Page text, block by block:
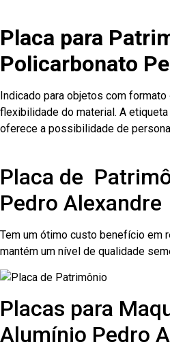
Placa para
Policarbonato
Indicado para objetos com
flexibilidade do material. A
oferece a possibilidade de
Placa de
Pedro Alexandre
Tem um ótimo custo benefício em
mantém um nível de qualidade
Placas para
Alumínio Pedro